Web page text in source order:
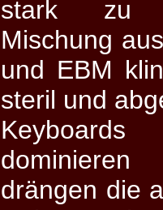
stark zu
Mischung
und EBM
steril und
drängen die